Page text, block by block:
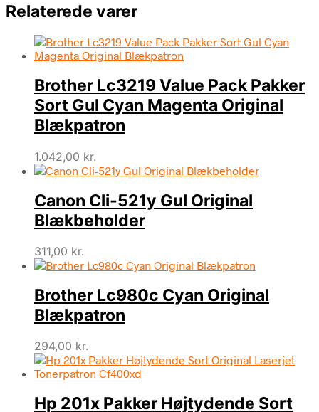
Relaterede varer
Brother Lc3219 Value Pack Pakker
Sort Gul Cyan Magenta Original
Blækpatron
1.042,00 kr.
Canon Cli-521y Gul Original
Blækbeholder
311,00 kr.
Brother Lc980c Cyan Original
Blækpatron
294,00 kr.
Hp 201x Pakker Højtydende Sort